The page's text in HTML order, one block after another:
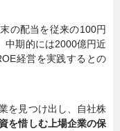
の配当を従来の100円
中期的には2000億円近
経営を実践するとの
を見つけ出し、自社株
を惜しむ上場企業の保